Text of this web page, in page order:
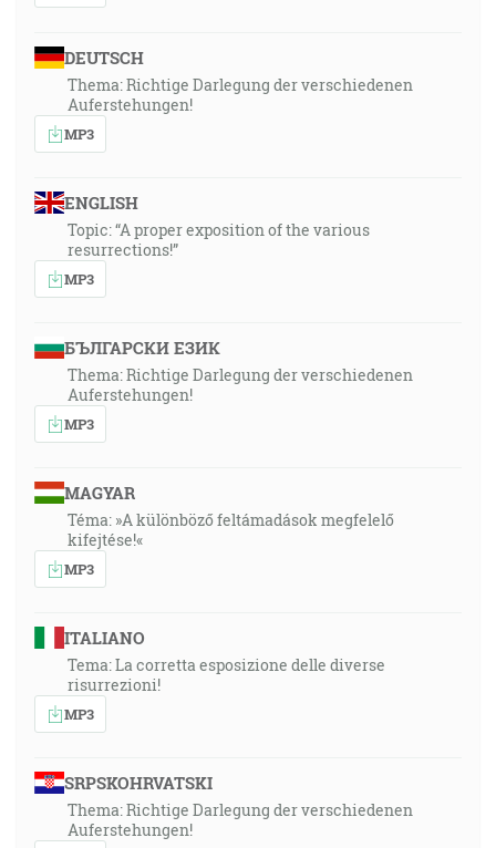
DEUTSCH
Thema: Richtige Darlegung der verschiedenen
Auferstehungen!
MP3
ENGLISH
Topic: “A proper exposition of the various
resurrections!”
MP3
БЪЛГАРСКИ ЕЗИК
Thema: Richtige Darlegung der verschiedenen
Auferstehungen!
MP3
MAGYAR
Téma: »A különböző feltámadások megfelelő
kifejtése!«
MP3
ITALIANO
Tema: La corretta esposizione delle diverse
risurrezioni!
MP3
SRPSKOHRVATSKI
Thema: Richtige Darlegung der verschiedenen
Auferstehungen!